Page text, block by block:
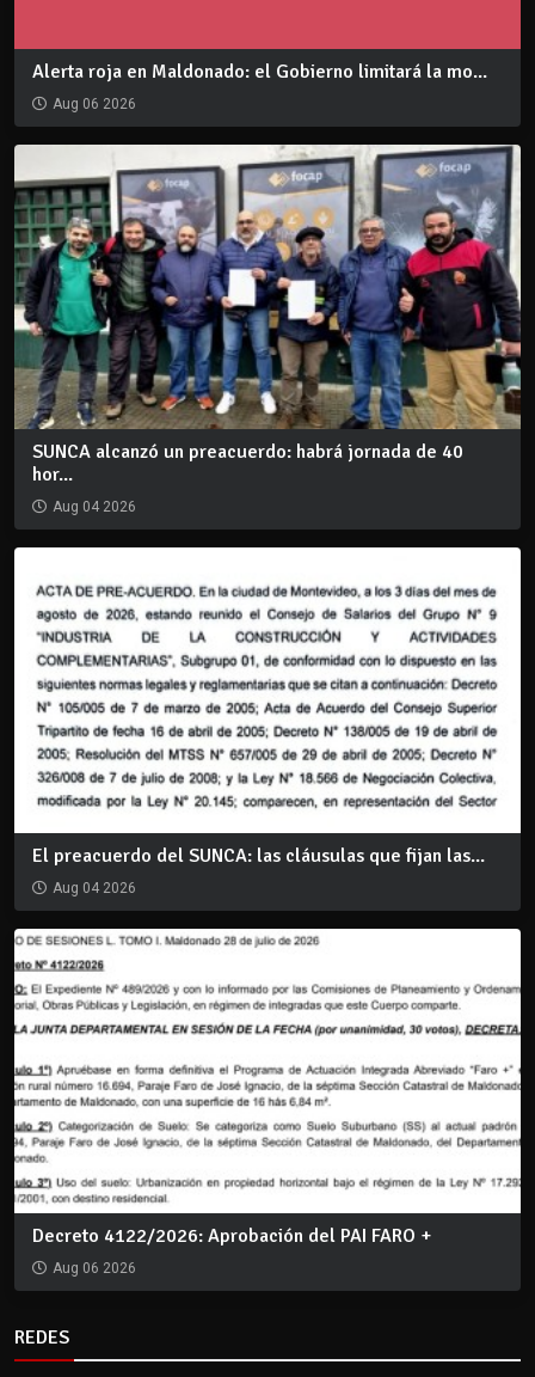
Alerta roja en Maldonado: el Gobierno limitará la mo...
Aug 06 2026
SUNCA alcanzó un preacuerdo: habrá jornada de 40
hor...
Aug 04 2026
El preacuerdo del SUNCA: las cláusulas que fijan las...
Aug 04 2026
Decreto 4122/2026: Aprobación del PAI FARO +
Aug 06 2026
REDES